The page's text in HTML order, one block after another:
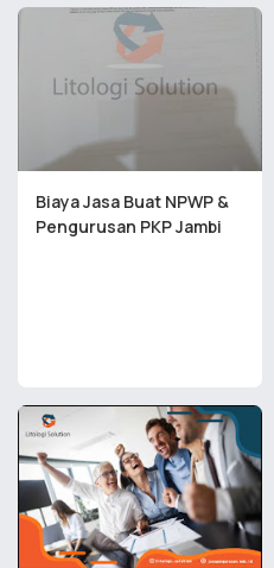
Biaya Jasa Buat NPWP &
Pengurusan PKP Jambi